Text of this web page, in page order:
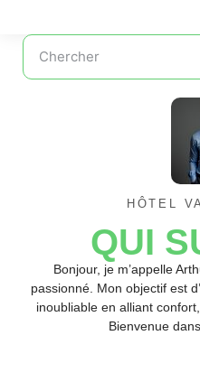
HÔTEL
QUI
Bonjour, je m’appelle
passionné. Mon objectif est
inoubliable en alliant
Bienvenue